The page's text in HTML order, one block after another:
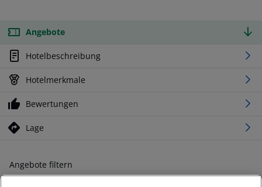
Angebote
Hotelbeschreibung
Hotelmerkmale
Bewertungen
Lage
Angebote filtern
Ändern Sie Ihre Kriterien nach Ihren Wünschen